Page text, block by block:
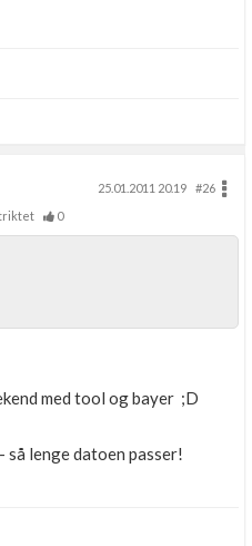
25.01.2011 20.19
#26
0
med tool og bayer ;D
så lenge datoen passer!